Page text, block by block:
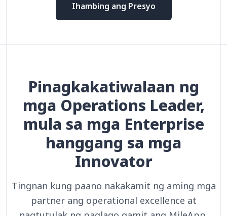
Ihambing ang Presyo
Pinagkakatiwalaan ng
mga Operations Leader,
mula sa mga Enterprise
hanggang sa mga
Innovator
Tingnan kung paano nakakamit ng aming mga
partner ang operational excellence at